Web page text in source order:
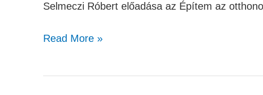
Selmeczi Róbert előadása az Építem az
Read More »